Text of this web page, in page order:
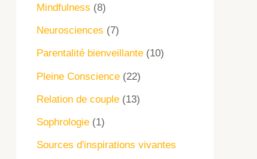
Mindfulness (8)
Neurosciences (7)
Parentalité bienveillante (10)
Pleine Conscience (22)
Relation de couple (13)
Sophrologie (1)
Sources d'inspirations vivantes